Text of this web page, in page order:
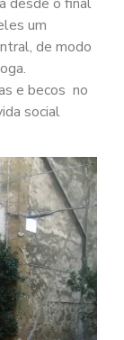
um
de modo
e becos no
social